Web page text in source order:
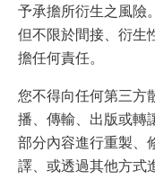
予承擔所衍生之風險
但不限於間接、衍生
擔任何責任。
您不得向任何第三方
播、傳輸、出版或轉
部分內容進行重製、
譯、或透過其他方式